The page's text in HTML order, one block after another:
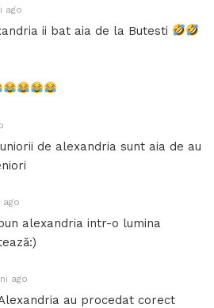
ago
ii bat aia de la Butesti
de alexandria sunt aia de au
ago
alexandria intr-o lumina
ago
au procedat corect